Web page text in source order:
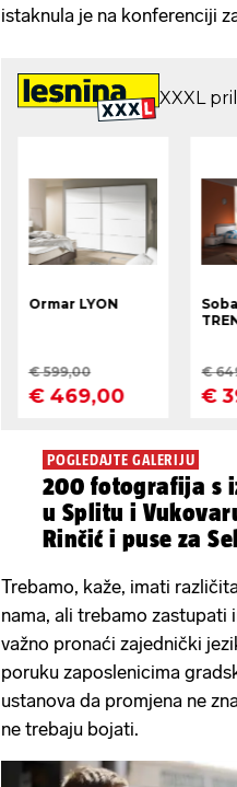
istaknula je na konferenciji
POGLEDAJTE GALERIJU
200 fotografija s
u Splitu i Vukovaru, velika
Rinčić i puse za
Trebamo, kaže, imati
nama, ali trebamo
važno pronaći zajednički
poruku zaposlenicima
ustanova da promjena ne
ne trebaju bojati.